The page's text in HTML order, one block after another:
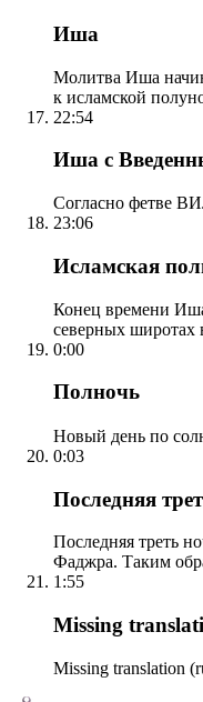
Иша
Молитва Иша
к исламской
22:54
Иша с
Согласно фетве
23:06
Исламская
Конец времени
северных широтах
0:00
Полночь
0:03
Последняя
Последняя треть
Фаджра. Таким
1:55
Missing
Missing translation